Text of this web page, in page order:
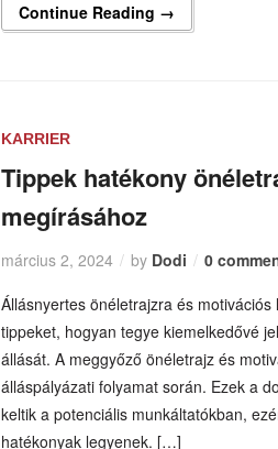
Continue Reading →
KARRIER
Tippek hatékony
megírásához
március 2, 2024 by Dodi
0
Állásnyertes önéletrajzra és
tippeket, hogyan tegye kiemelkedővé
állását. A meggyőző önéletrajz és
álláspályázati folyamat során. Ezek a
keltik a potenciális munkáltatókban,
hatékonyak legyenek. […]